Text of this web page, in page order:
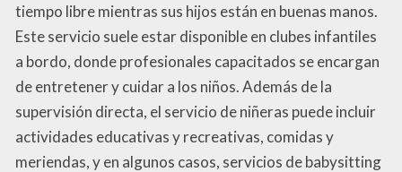
tiempo libre mientras sus hijos están en buenas manos.
Este servicio suele estar disponible en clubes infantiles
a bordo, donde profesionales capacitados se encargan
de entretener y cuidar a los niños. Además de la
supervisión directa, el servicio de niñeras puede incluir
actividades educativas y recreativas, comidas y
meriendas, y en algunos casos, servicios de babysitting